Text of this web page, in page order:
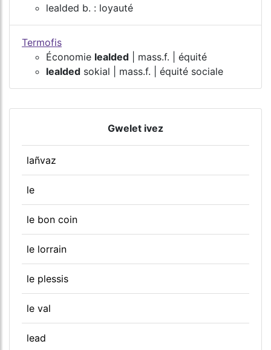
lealded b. : loyauté
Termofis
Économie lealded | mass.f. | équité
lealded sokial | mass.f. | équité sociale
Gwelet ivez
lañvaz
le
le bon coin
le lorrain
le plessis
le val
lead